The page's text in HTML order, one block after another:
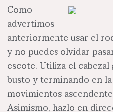
Como
advertimos
anteriormente usar el
y no puedes olvidar
escote. Utiliza el
busto y terminando en
movimientos
Asimismo, hazlo en